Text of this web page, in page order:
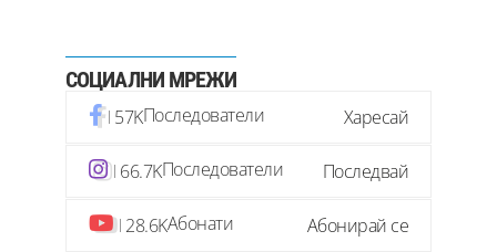
СОЦИАЛНИ МРЕЖИ
57KПоследователи Харесай
66.7KПоследователи Последвай
28.6KАбонати Абонирай се